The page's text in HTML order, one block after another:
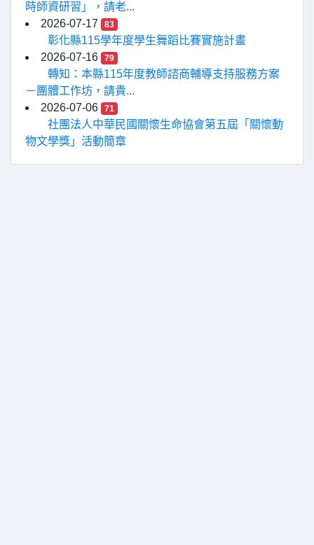
時師資研習」，請老...
2026-07-17
83
彰化縣115學年度學生舞蹈比賽實施計畫
2026-07-16
79
轉知：本縣115年度教師諮商輔導支持服務方案
－團體工作坊，請貴...
2026-07-06
71
社團法人中華民國關懷生命協會第五屆「關懷動
物文學獎」活動簡章